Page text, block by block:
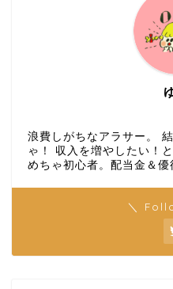
浪費しがちなアラサー。
ゃ！ 収入を増やしたい！
めちゃ初心者。配当金＆優
＼